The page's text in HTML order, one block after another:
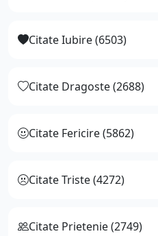
Citate Iubire (6503)
Citate Dragoste (2688)
Citate Fericire (5862)
Citate Triste (4272)
Citate Prietenie (2749)